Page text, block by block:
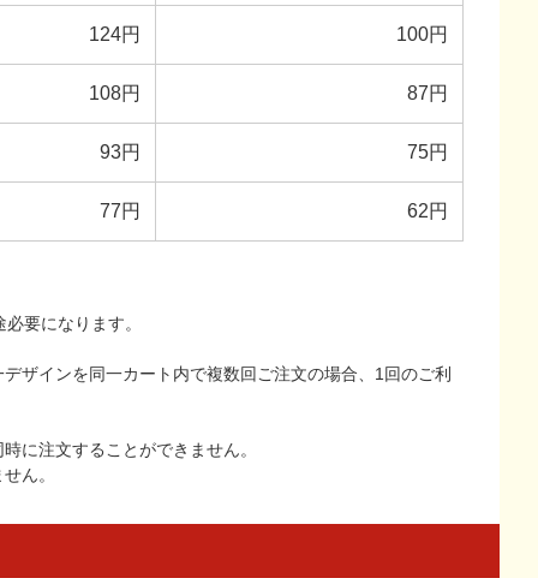
124円 100円
108円 87円
93円 75円
77円 62円
要になります。
ザインを同一カート内で複数回ご注文の場合、1回のご利
に注文することができません。
ん。